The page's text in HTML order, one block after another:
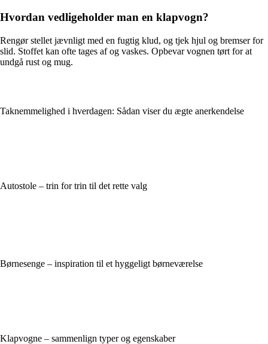
Hvordan vedligeholder man en klapvogn?
Rengør stellet jævnligt med en fugtig klud, og tjek hjul og bremser for
slid. Stoffet kan ofte tages af og vaskes. Opbevar vognen tørt for at
undgå rust og mug.
Taknemmelighed i hverdagen: Sådan viser du ægte anerkendelse
Autostole – trin for trin til det rette valg
Børnesenge – inspiration til et hyggeligt børneværelse
Klapvogne – sammenlign typer og egenskaber